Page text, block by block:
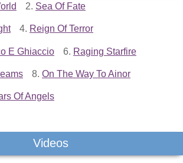
2. Sea Of Fate
4. Reign Of Terror
E Ghiaccio 6. Raging Starfire
8. On The Way To Ainor
Of Angels
Videos